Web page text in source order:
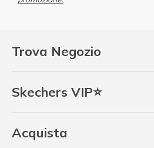
Trova Negozio
Skechers VIP⭐
Acquista